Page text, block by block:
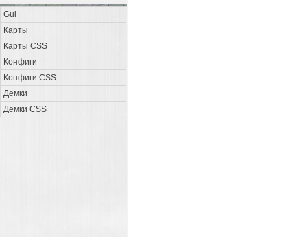
Gui
Карты
Карты CSS
Конфиги
Конфиги CSS
Демки
Демки CSS